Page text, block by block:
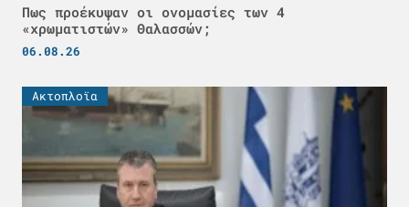
Πως προέκυψαν οι ονομασίες των 4
«χρωματιστών» Θαλασσών;
06.08.26
Ακτοπλοϊα